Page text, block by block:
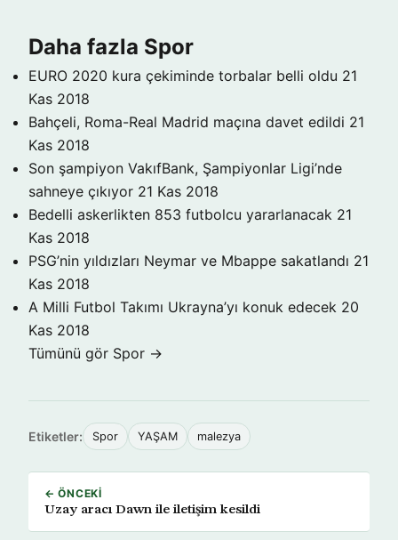
Daha fazla Spor
EURO 2020 kura çekiminde torbalar belli oldu 21
Kas 2018
Bahçeli, Roma-Real Madrid maçına davet edildi 21
Kas 2018
Son şampiyon VakıfBank, Şampiyonlar Ligi’nde
sahneye çıkıyor 21 Kas 2018
Bedelli askerlikten 853 futbolcu yararlanacak 21
Kas 2018
PSG’nin yıldızları Neymar ve Mbappe sakatlandı 21
Kas 2018
A Milli Futbol Takımı Ukrayna’yı konuk edecek 20
Kas 2018
Tümünü gör Spor →
Etiketler: Spor YAŞAM malezya
← ÖNCEKI
Uzay aracı Dawn ile iletişim kesildi